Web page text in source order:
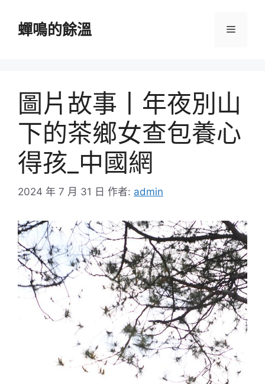
蟬鳴的餘溫 選
圖片故事丨年夜別山
下的茶鄉女查包養心
得孩_中國網
2024 年 7 月 31 日 作者: admin